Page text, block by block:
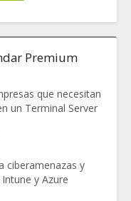
Premium
que necesitan
un Terminal Server
ciberamenazas y
y Azure